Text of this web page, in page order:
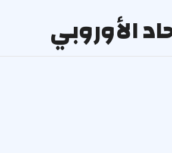
الأوروبي